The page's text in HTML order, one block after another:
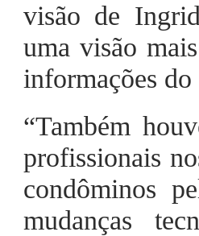
visão de
uma visão
informações
“Também
profissionais
condôminos
mudanças